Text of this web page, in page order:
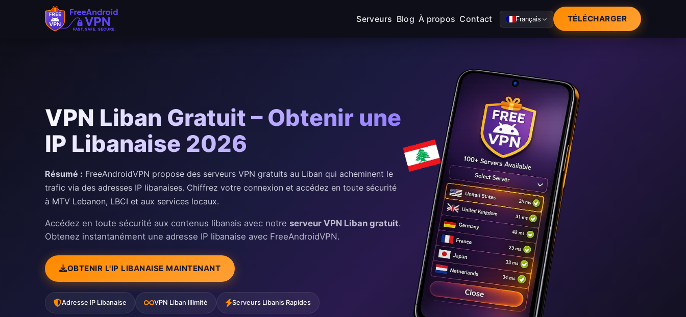
Serveurs Blog À propos Contact Français TÉLÉCHARGER
VPN Liban Gratuit – Obtenir une
IP Libanaise 2026
Résumé : FreeAndroidVPN propose des serveurs VPN gratuits au Liban qui acheminent le
trafic via des adresses IP libanaises. Chiffrez votre connexion et accédez en toute sécurité
à MTV Lebanon, LBCI et aux services locaux.
Accédez en toute sécurité aux contenus libanais avec notre serveur VPN Liban gratuit.
Obtenez instantanément une adresse IP libanaise avec FreeAndroidVPN.
OBTENIR L'IP LIBANAISE MAINTENANT
Adresse IP Libanaise VPN Liban Illimité Serveurs Libanis Rapides